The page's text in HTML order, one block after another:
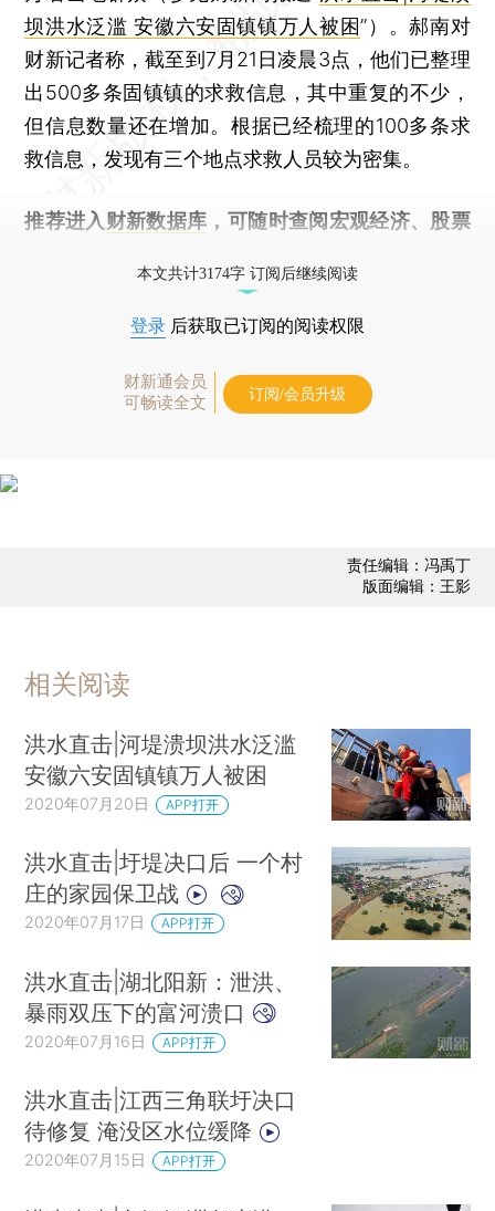
坝洪水泛滥 安徽六安固镇镇万人被困”）。郝南对
财新记者称，截至到7月21日凌晨3点，他们已整理
出500多条固镇镇的求救信息，其中重复的不少，
但信息数量还在增加。根据已经梳理的100多条求
救信息，发现有三个地点求救人员较为密集。
推荐进入 财新数据库 ，可随时查阅宏观经济、股票
本文共计3174字 订阅后继续阅读
登录 后获取已订阅的阅读权限
财新通会员
可畅读全文
订阅/会员升级
责任编辑：冯禹丁
版面编辑：王影
相关阅读
洪水直击|河堤溃坝洪水泛滥
安徽六安固镇镇万人被困
2020年07月20日 APP打开
洪水直击|圩堤决口后 一个村
庄的家园保卫战
2020年07月17日 APP打开
洪水直击|湖北阳新：泄洪、
暴雨双压下的富河溃口
2020年07月16日 APP打开
洪水直击|江西三角联圩决口
待修复 淹没区水位缓降
2020年07月15日 APP打开